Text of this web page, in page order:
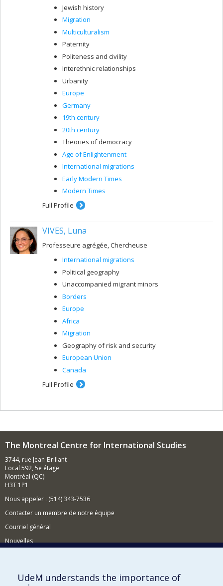
Jewish history
Migration
Multiculturalism
Paternity
Politeness and civility
Interethnic relationships
Urbanity
Europe
Germany
19th century
20th century
Theories of democracy
Age of Enlightenment
International migrations
Early Modern Times
Modern Times
Full Profile
VIVES, Luna
Professeure agrégée, Chercheuse
International migrations
Political geography
Unaccompanied migrant minors
Borders
Europe
Africa
Migration
Geography of risk and security
European Union
Canada
Full Profile
The Montreal Centre for International Studies
3744, rue Jean-Brillant
Local 592, 5e étage
Montréal (QC)
H3T 1P1
Nous appeler : (514) 343-7536
Contacter un membre de notre équipe
Courriel général
Nouvelles
Comment soutenir le CÉRIUM?
UdeM understands the importance of